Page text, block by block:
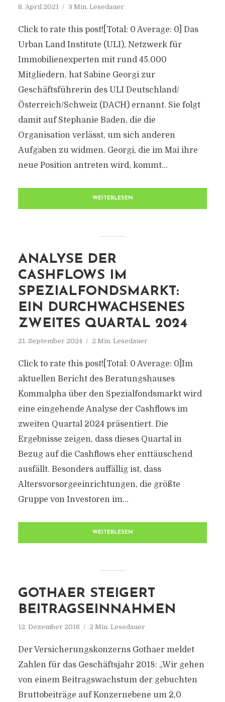
8. April 2021 3 Min. Lesedauer
Click to rate this post![Total: 0 Average: 0] Das
Urban Land Institute (ULI), Netzwerk für
Immobilienexperten mit rund 45.000
Mitgliedern, hat Sabine Georgi zur
Geschäftsführerin des ULI Deutschland/
Österreich/Schweiz (DACH) ernannt. Sie folgt
damit auf Stephanie Baden, die die
Organisation verlässt, um sich anderen
Aufgaben zu widmen. Georgi, die im Mai ihre
neue Position antreten wird, kommt...
WEITERLESEN
ANALYSE DER
CASHFLOWS IM
SPEZIALFONDSMARKT:
EIN DURCHWACHSENES
ZWEITES QUARTAL 2024
21. September 2024 2 Min. Lesedauer
Click to rate this post![Total: 0 Average: 0]Im
aktuellen Bericht des Beratungshauses
Kommalpha über den Spezialfondsmarkt wird
eine eingehende Analyse der Cashflows im
zweiten Quartal 2024 präsentiert. Die
Ergebnisse zeigen, dass dieses Quartal in
Bezug auf die Cashflows eher enttäuschend
ausfällt. Besonders auffällig ist, dass
Altersvorsorgeeinrichtungen, die größte
Gruppe von Investoren im...
WEITERLESEN
GOTHAER STEIGERT
BEITRAGSEINNAHMEN
12. Dezember 2018 2 Min. Lesedauer
Der Versicherungskonzerns Gothaer meldet
Zahlen für das Geschäftsjahr 2018: „Wir gehen
von einem Beitragswachstum der gebuchten
Bruttobeiträge auf Konzernebene um 2,0